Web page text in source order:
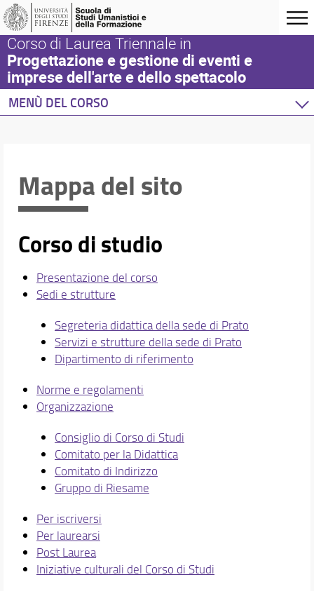
Corso di Laurea Triennale in
Progettazione e gestione di eventi e
imprese dell'arte e dello spettacolo
MENÙ DEL CORSO
Docenti
Orario e calendari
Mappa del sito
Corso di studio
Presentazione del corso
Sedi e strutture
Segreteria didattica della sede di Prato
Servizi e strutture della sede di Prato
Dipartimento di riferimento
Norme e regolamenti
Organizzazione
Consiglio di Corso di Studi
Comitato per la Didattica
Comitato di Indirizzo
Gruppo di Riesame
Per iscriversi
Per laurearsi
Post Laurea
Iniziative culturali del Corso di Studi